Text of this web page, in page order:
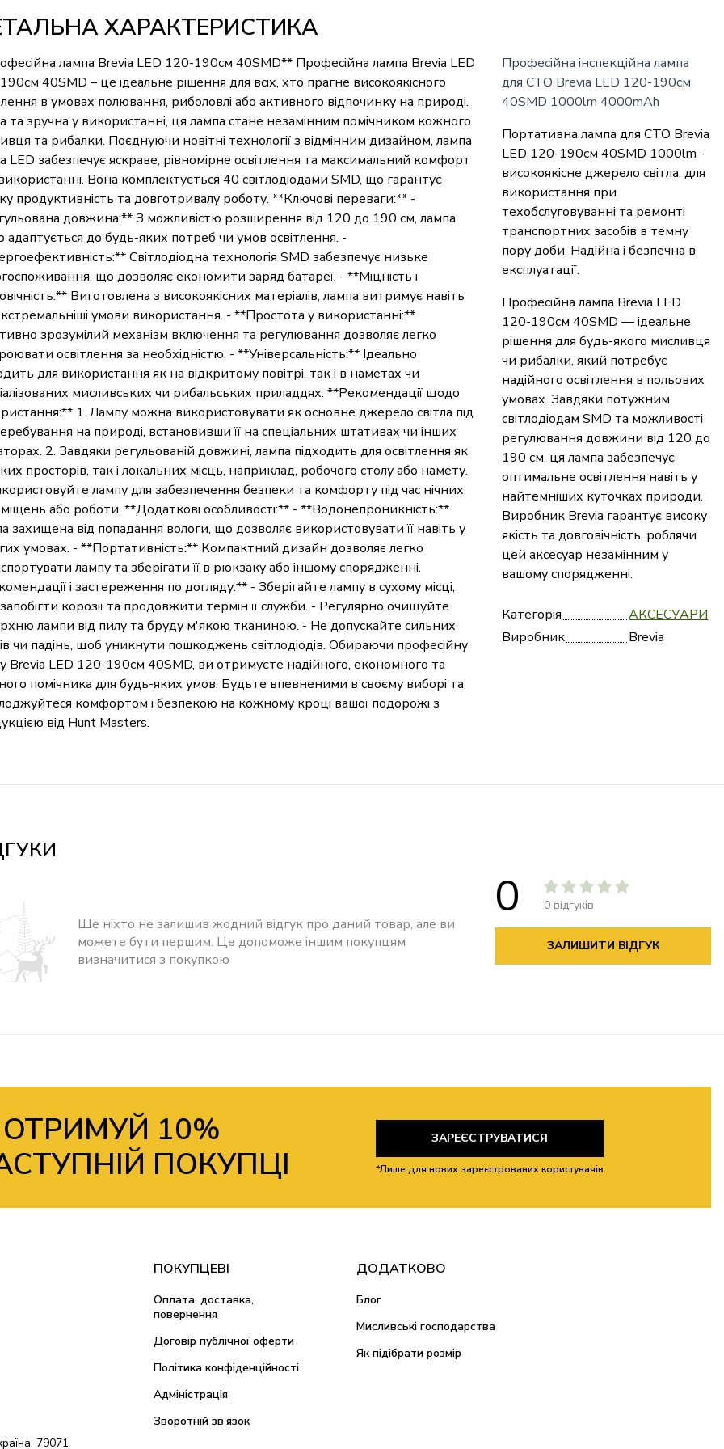
ХАРАКТЕРИСТИКА
Професійна інспекційна лампа
для СТО Brevia LED 120-190см
40SMD 1000lm 4000mAh
Портативна лампа для СТО Brevia
LED 120-190см 40SMD 1000lm -
високоякісне джерело світла, для
використання при
техобслуговуванні та ремонті
транспортних засобів в темну
пору доби. Надійна і безпечна в
експлуатації.
Професійна лампа Brevia LED
120-190см 40SMD — ідеальне
рішення для будь-якого мисливця
чи рибалки, який потребує
надійного освітлення в польових
умовах. Завдяки потужним
світлодіодам SMD та можливості
регулювання довжини від 120 до
190 см, ця лампа забезпечує
оптимальне освітлення навіть у
найтемніших куточках природи.
Виробник Brevia гарантує високу
якість та довговічність, роблячи
цей аксесуар незамінним у
вашому спорядженні.
Категорія
АКСЕСУАРИ
Виробник
Brevia
лампа Brevia LED 120-190см 40SMD** Професійна лампа Brevia LED
40SMD – це ідеальне рішення для всіх, хто прагне високоякісного
в умовах полювання, риболовлі або активного відпочинку на природі.
та зручна у використанні, ця лампа стане незамінним помічником кожного
та рибалки. Поєднуючи новітні технології з відмінним дизайном, лампа
LED забезпечує яскраве, рівномірне освітлення та максимальний комфорт
Вона комплектується 40 світлодіодами SMD, що гарантує
продуктивність та довготривалу роботу. **Ключові переваги:** -
довжина:** З можливістю розширення від 120 до 190 см, лампа
адаптується до будь-яких потреб чи умов освітлення. -
Світлодіодна технологія SMD забезпечує низьке
що дозволяє економити заряд батареї. - **Міцність і
Виготовлена з високоякісних матеріалів, лампа витримує навіть
умови використання. - **Простота у використанні:**
зрозумілий механізм включення та регулювання дозволяє легко
освітлення за необхідністю. - **Універсальність:** Ідеально
для використання як на відкритому повітрі, так і в наметах чи
мисливських чи рибальських приладдях. **Рекомендації щодо
1. Лампу можна використовувати як основне джерело світла під
на природі, встановивши її на спеціальних штативах чи інших
2. Завдяки регульованій довжині, лампа підходить для освітлення як
просторів, так і локальних місць, наприклад, робочого столу або намету.
лампу для забезпечення безпеки та комфорту під час нічних
або роботи. **Додаткові особливості:** - **Водонепроникність:**
захищена від попадання вологи, що дозволяє використовувати її навіть у
умовах. - **Портативність:** Компактний дизайн дозволяє легко
лампу та зберігати її в рюкзаку або іншому спорядженні.
і застереження по догляду:** - Зберігайте лампу в сухому місці,
корозії та продовжити термін її служби. - Регулярно очищуйте
лампи від пилу та бруду м'якою тканиною. - Не допускайте сильних
чи падінь, щоб уникнути пошкоджень світлодіодів. Обираючи професійну
Brevia LED 120-190см 40SMD, ви отримуєте надійного, економного та
помічника для будь-яких умов. Будьте впевненими в своєму виборі та
комфортом і безпекою на кожному кроці вашої подорожі з
від Hunt Masters.
0 0 відгуків
ЗАЛИШИТИ ВІДГУК
Ще ніхто не залишив жодний відгук про даний товар, але ви
можете бути першим. Це допоможе іншим покупцям
визначитися з покупкою
10%
ПОКУПЦІ
ЗАРЕЄСТРУВАТИСЯ
*Лише для нових зареєстрованих користувачів
79071
ПОКУПЦЕВІ
Оплата, доставка,
повернення
Договір публічної оферти
Політика конфіденційності
Адміністрація
Зворотній зв’язок
ДОДАТКОВО
Блог
Мисливські господарства
Як підібрати розмір